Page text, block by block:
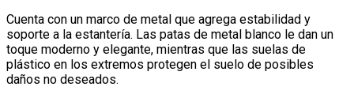
Cuenta con un marco de metal que agrega estabilidad y
soporte a la estantería. Las patas de metal blanco le dan un
toque moderno y elegante, mientras que las suelas de
plástico en los extremos protegen el suelo de posibles
daños no deseados.